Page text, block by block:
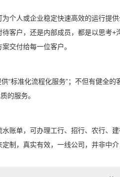
个人或企业稳定快速高效的运行提
客户，还是内部成员，都是以思考+
交付给每一位客户。
“标准化流程化服务”；不但有健全的
的服务。
账单，可办理工行、招行、农行、
制，真实有效，一线公司，并非中介